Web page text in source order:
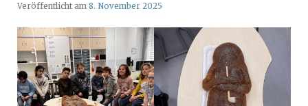
Veröffentlicht am 8. November 2025